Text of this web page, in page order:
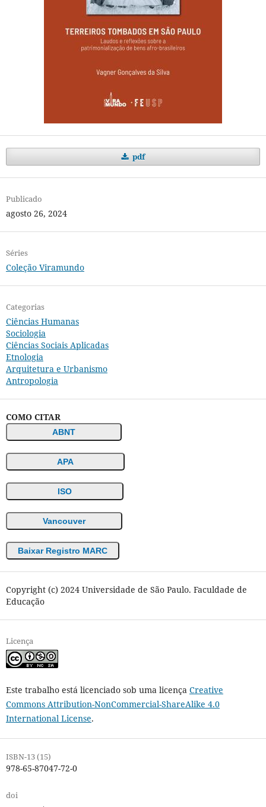
pdf
Publicado
agosto 26, 2024
Séries
Coleção Viramundo
Categorias
Ciências Humanas
Sociologia
Ciências Sociais Aplicadas
Etnologia
Arquitetura e Urbanismo
Antropologia
COMO CITAR
ABNT
APA
ISO
Vancouver
Baixar Registro MARC
Copyright (c) 2024 Universidade de São Paulo. Faculdade de
Educação
Licença
Este trabalho está licenciado sob uma licença Creative
Commons Attribution-NonCommercial-ShareAlike 4.0
International License.
ISBN-13 (15)
978-65-87047-72-0
doi